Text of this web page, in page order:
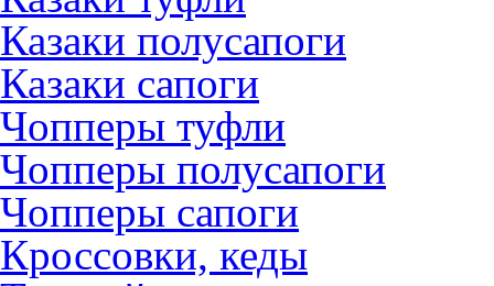
Казаки полусапоги
Казаки сапоги
Чопперы туфли
Чопперы полусапоги
Чопперы сапоги
Кроссовки, кеды